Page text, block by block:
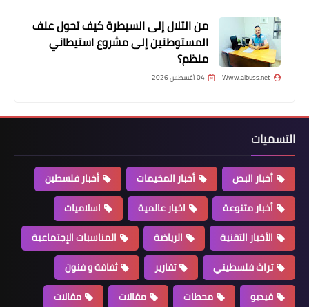
من التلال إلى السيطرة كيف تحول عنف
المستوطنين إلى مشروع استيطاني
منظم؟
Www.albuss.net 04 أغسطس 2026
التسميات
أخبار البص أخبار المخيمات
أخبار فلسطين
أخبار متنوعة
اخبار عالمية
اسلاميات
الأخبار التقنية
الرياضة
المناسبات الإجتماعية
تراث فلسطيني
تقارير
ثفافة و فنون
فيديو
محطات مفالات
مقالات